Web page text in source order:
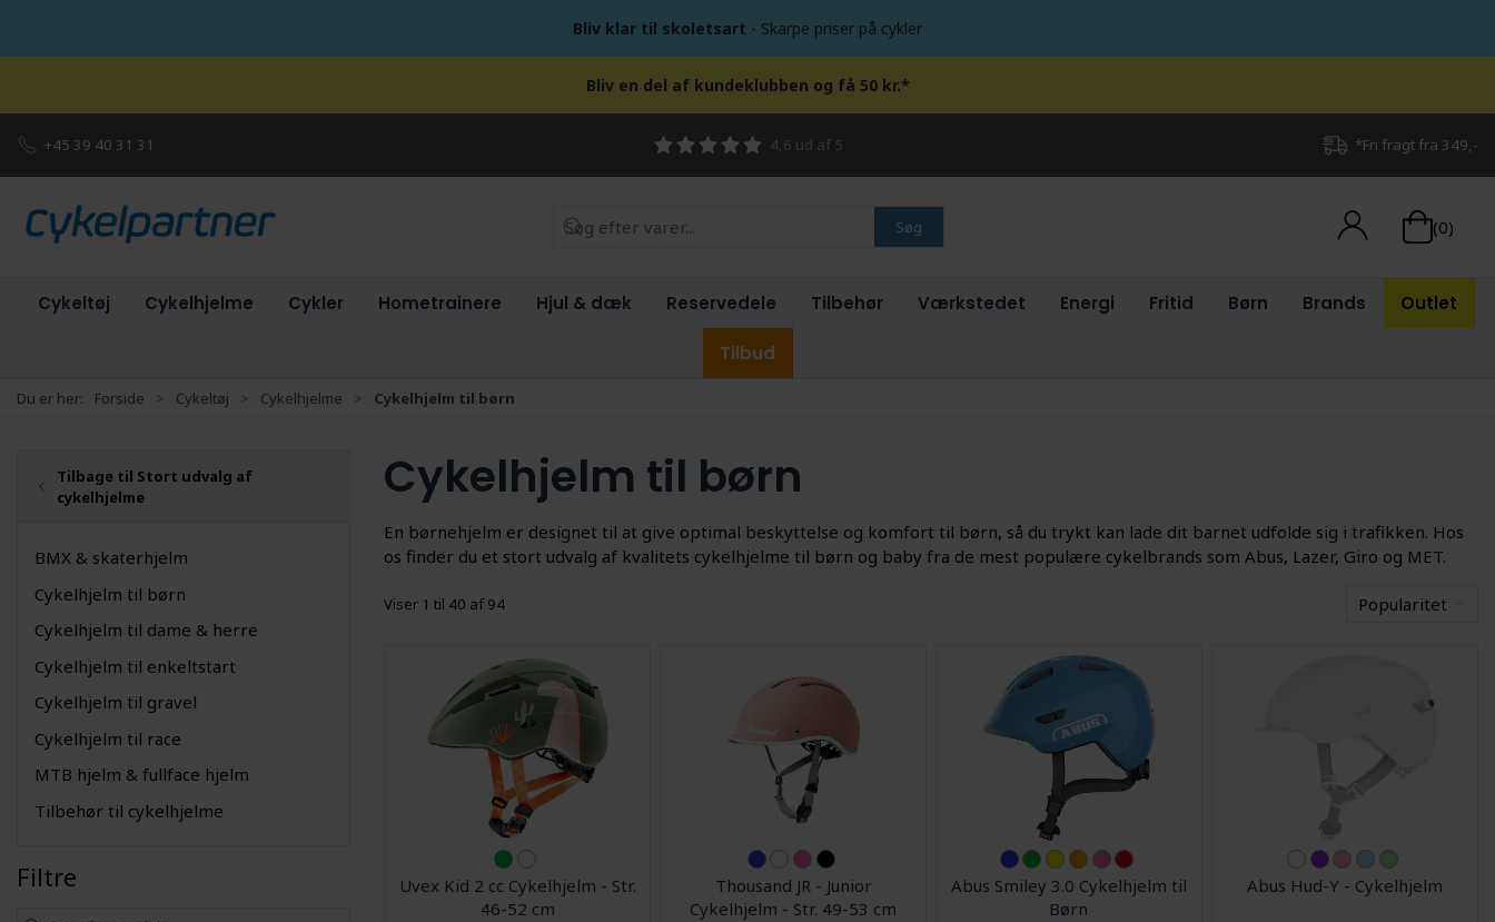
Bliv klar til skoletsart - Skarpe priser på cykler
Bliv en del af kundeklubben og få 50 kr.*
+45 39 40 31 31 4,6 ud af 5 *Fri fragt fra 349,-
Søg (0)
Cykeltøj Cykelhjelme Cykler Hometrainere Hjul & dæk Reservedele Tilbehør Værkstedet Energi Fritid Børn Brands Outlet
Tilbud
Du er her: Forside Cykeltøj Cykelhjelme Cykelhjelm til børn
Tilbage til Stort udvalg af
cykelhjelme
BMX & skaterhjelm
Cykelhjelm til børn
Cykelhjelm til dame & herre
Cykelhjelm til enkeltstart
Cykelhjelm til gravel
Cykelhjelm til race
MTB hjelm & fullface hjelm
Tilbehør til cykelhjelme
Filtre
Cykelhjelm til børn
En børnehjelm er designet til at give optimal beskyttelse og komfort til børn, så du trykt kan lade dit barnet udfolde sig i trafikken. Hos
os finder du et stort udvalg af kvalitets cykelhjelme til børn og baby fra de mest populære cykelbrands som Abus, Lazer, Giro og MET.
Viser 1 til 40 af 94 Popularitet
Uvex Kid 2 cc Cykelhjelm - Str.
46-52 cm
Thousand JR - Junior
Cykelhjelm - Str. 49-53 cm
Abus Smiley 3.0 Cykelhjelm til
Børn
Abus Hud-Y - Cykelhjelm